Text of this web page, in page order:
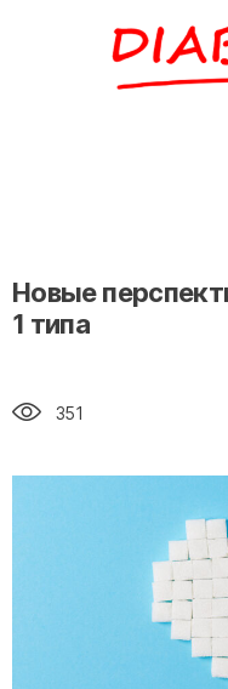
" alt="loading" class="img-
Новые
1 типа
351